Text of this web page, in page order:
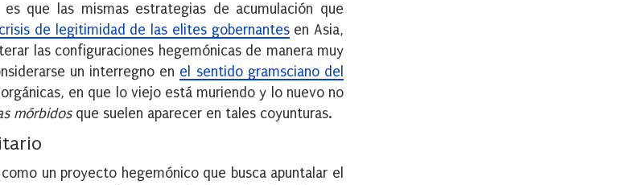
que las mismas estrategias de acumulación que
crisis de legitimidad de las elites gobernantesen Asia,
las configuraciones hegemónicas de manera muy
un interregno en el sentido gramsciano del
en que lo viejo está muriendo y lo nuevo no
mórbidosque suelen aparecer en tales coyunturas.
un proyecto hegemónico que busca apuntalar el